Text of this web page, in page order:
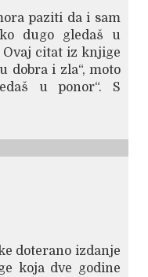
paziti da i sam
dugo gledaš u
Ovaj citat iz knjige
dobra i zla“, moto
u ponor“. S
doterano izdanje
koja dve godine